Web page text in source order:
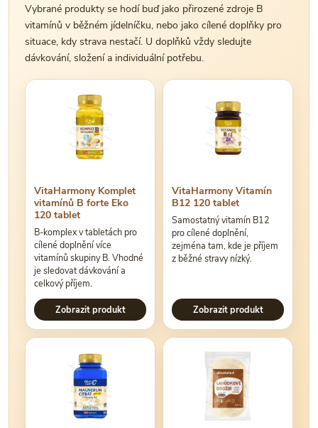
Vybrané produkty se hodí buď jako přirozené zdroje B
vitamínů v běžném jídelníčku, nebo jako cílené doplňky pro
situace, kdy strava nestačí. U doplňků vždy sledujte
dávkování, složení a individuální potřebu.
VitaHarmony Komplet
vitamínů B forte Eko
120 tablet
B-komplex v tabletách pro
cílené doplnění více
vitamínů skupiny B. Vhodné
je sledovat dávkování a
celkový příjem.
Zobrazit produkt
VitaHarmony Vitamín
B12 120 tablet
Samostatný vitamín B12
pro cílené doplnění,
zejména tam, kde je příjem
z běžné stravy nízký.
Zobrazit produkt